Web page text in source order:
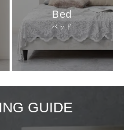
Bed
ベッド
GUIDE